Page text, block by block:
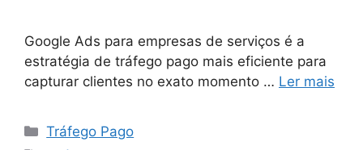
Google Ads para empresas de serviços é a
estratégia de tráfego pago mais eficiente para
capturar clientes no exato momento … Ler mais
Categorias
Tráfego Pago